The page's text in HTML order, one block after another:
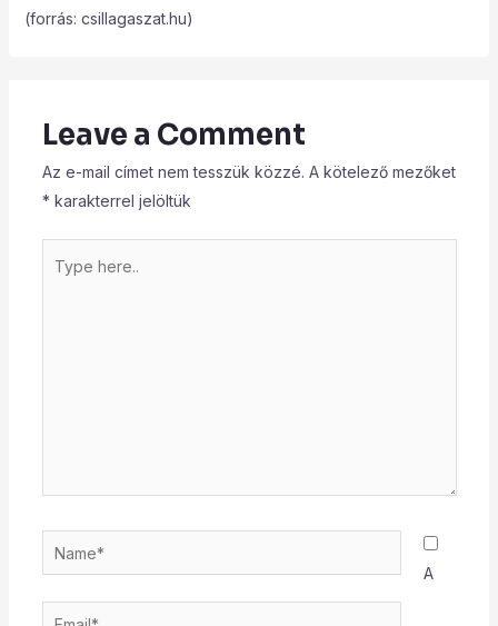
(forrás: csillagaszat.hu)
Leave a Comment
Az e-mail címet nem tesszük közzé. A kötelező mezőket
* karakterrel jelöltük
here..
Name*
Email*
A